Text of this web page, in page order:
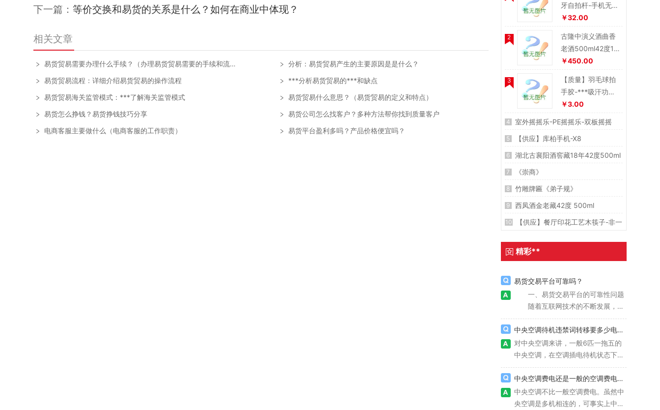
下一篇： 等价交换和易货的关系是什么？如何在商业中体现？
相关文章
易货贸易需要办理什么手续？（办理易货贸易需要的手续和流程）
分析：易货贸易产生的主要原因是是什么？
易货贸易流程：详细介绍易货贸易的操作流程
***分析易货贸易的***和缺点
易货贸易海关监管模式：***了解海关监管模式
易货贸易什么意思？（易货贸易的定义和特点）
易货怎么挣钱？易货挣钱技巧分享
易货公司怎么找客户？多种方法帮你找到质量客户
电商客服主要做什么（电商客服的工作职责）
易货平台盈利多吗？产品价格便宜吗？
牙自拍杆-手机无线
蓝牙自拍杆
￥32.00
2
古隆中演义酒曲香
老酒500ml42度1*
6瓶/件
￥450.00
3
【质量】羽毛球拍
手胶-***吸汗功能-
有效防滑-含龙骨
￥3.00
4
室外摇摇乐-PE摇摇乐-双板摇摇
乐-动物儿童摇摇马
5 【供应】库柏手机-X8
6 湖北古襄阳酒窖藏18年42度500ml
7 《崇商》
8 竹雕牌匾《弟子规》
9 西凤酒金老藏42度 500ml
10
【供应】餐厅印花工艺木筷子-非一
精彩**
易货交易平台可靠吗？
一、易货交易平台的可靠性问题
随着互联网技术的不断发展，易
货交易平台已经成为了一种非常流行
的交易方式。易货交易平台是指通过
互联网平台进行的商品交换，即以物
换物的方式进行交易。在这种交易方
流和协商，达成交易协议后进行交
换。然而，由于易货交易平台的特殊
性质，其可靠性问题也备受关注。
中央空调待机违禁词转移要多少电？中央空调待机状态耗电多少？
对中央空调来讲，一般6匹一拖五的
中央空调，在空调插电待机状态下，
一小时的耗电量在60W-100W中
间，每日的耗电量为1.44度电-2.4度
电，每日的电费耗费为0.72元-1.2
元，测算为每月费用在21.6元-36元
中央空调费电还是一般的空调费电？中央空调和普通空调哪个更费电？
中央空调不比一般空调费电。虽然中
央空调是多机相连的，可事实上中央